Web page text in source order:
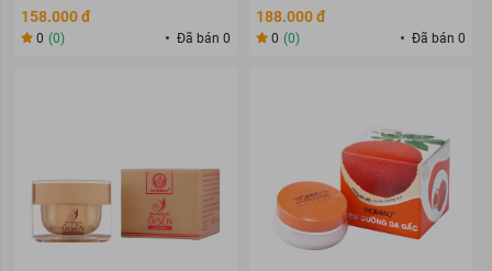
158.000 đ
0 (0) Đã bán 0
188.000 đ
0 (0) Đã bán 0